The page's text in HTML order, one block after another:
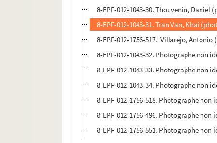
8-EPF-012-1043-30. Thouvenin, Daniel
8-EPF-012-1043-31. Tran Van, Khai
8-EPF-012-1756-517. Villarejo, Antonio
8-EPF-012-1043-32. Photographe non
8-EPF-012-1043-33. Photographe non
8-EPF-012-1043-34. Photographe non
8-EPF-012-1756-518. Photographe non
8-EPF-012-1756-496. Photographe non
8-EPF-012-1756-551. Photographe non